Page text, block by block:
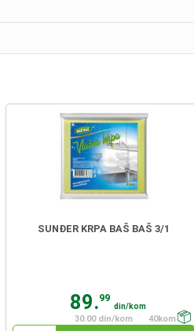
SUNĐER KRPA BAŠ BAŠ 3/1
89.99
din/kom
30.00 din/kom
40kom